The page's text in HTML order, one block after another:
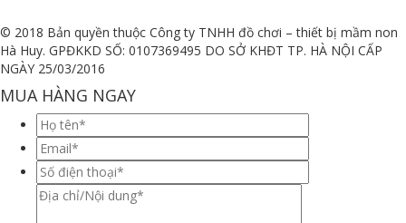
© 2018 Bản quyền thuộc Công ty TNHH đồ chơi – thiết bị mầm non
Hà Huy. GPĐKKD SỐ: 0107369495 DO SỞ KHĐT TP. HÀ NỘI CẤP
NGÀY 25/03/2016
MUA HÀNG NGAY